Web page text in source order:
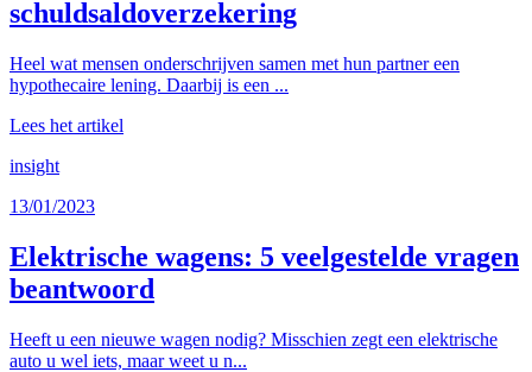
schuldsaldoverzekering
Heel wat mensen onderschrijven samen met hun partner een
hypothecaire lening. Daarbij is een ...
Lees het artikel
insight
13/01/2023
Elektrische wagens: 5 veelgestelde vragen
beantwoord
Heeft u een nieuwe wagen nodig? Misschien zegt een elektrische
auto u wel iets, maar weet u n...